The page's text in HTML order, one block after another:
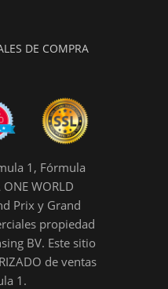
DE COMPRA
1, Fórmula
WORLD
Prix y Grand
propiedad
BV. Este sitio
de ventas
1.